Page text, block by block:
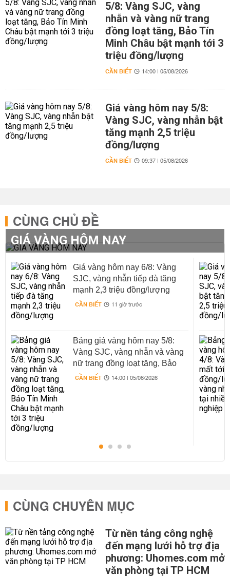
5/8: Vàng SJC, vàng
nhẫn và vàng nữ trang
đồng loạt tăng, Bảo Tín
Minh Châu bật mạnh tới 3
triệu đồng/lượng
CẦN BIẾT 14:00 | 05/08/2026
Giá vàng hôm nay 5/8:
Vàng SJC, vàng nhẫn bật
tăng mạnh 2,5 triệu
đồng/lượng
CẦN BIẾT 09:37 | 05/08/2026
CÙNG CHỦ ĐỀ
GIÁ VÀNG HÔM NAY
Giá vàng hôm nay 6/8: Vàng
SJC, vàng nhẫn tiếp đà tăng
mạnh 2,3 triệu đồng/lượng
CẦN BIẾT 11 giờ trước
Bảng giá vàng hôm nay 5/8:
Vàng SJC, vàng nhẫn và vàng
nữ trang đồng loạt tăng, Bảo
Tín Minh Châu bật mạnh tới 3
CẦN BIẾT 14:00 | 05/08/2026
CÙNG CHUYÊN MỤC
Từ nền tảng công nghệ
đến mạng lưới hỗ trợ địa
phương: Uhomes.com mở
văn phòng tại TP HCM